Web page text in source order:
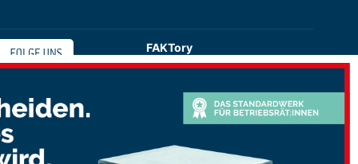
FAKTory
Buchhandlung des ÖGB-Verlags
1010 Wien
Tel: 01 / 405 49 98 / 99132